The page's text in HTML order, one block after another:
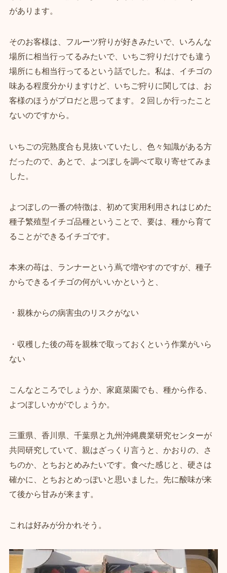
があります。
そのお客様は、フルーツ狩りが好きみたいで、いろんな
場所に相当行ってるみたいで、いちご狩りだけでも違う
場所にも相当行ってるという話でした。私は、イチゴの
味ある程度分かりますけど、いちご狩りに関しては、お
客様のほうがプロだと思ってます。２回しか行ったこと
ないのですから。
いちごの完熟度合も見抜いていたし、色々知識がある方
だったので、あとで、よつぼしを調べて取り寄せてみま
した。
よつぼしの一番の特徴は、初めて実用利用されはじめた
種子繁殖型イチゴ品種ということで、要は、種から育て
ることができるイチゴです。
本来の苺は、ランナーという蔦で増やすのですが、種子
からできるイチゴの何がいいかというと、
・親株からの病害虫のリスクがない
・収穫した後の苺を親株で取っておくという作業がいら
ない
こんなところでしょうか、家庭菜園でも、種から作る、
よつぼしいかがでしょうか。
三重県、香川県、千葉県と九州沖縄農業研究センターが
共同研究していて、親はざっくり言うと、かおりの、さ
ちのか、とちおとめみたいです。食べた感じと、硬さは
確かに、とちおとめっぽいと思いました。先に酸味が来
て後から甘みが来ます。
これは好みが分かれそう。